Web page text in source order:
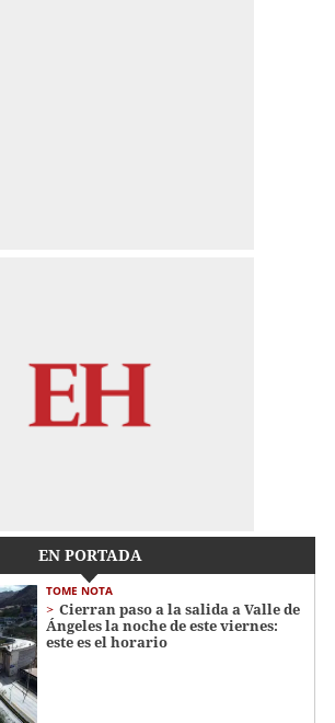
EN PORTADA
TOME NOTA
Cierran paso a la salida a Valle de
Ángeles la noche de este viernes:
este es el horario